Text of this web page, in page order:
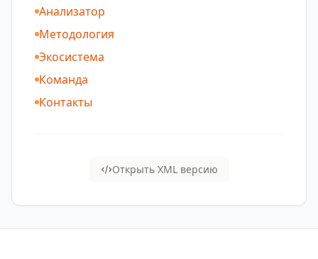
Анализатор
Методология
Экосистема
Команда
Контакты
Открыть XML версию